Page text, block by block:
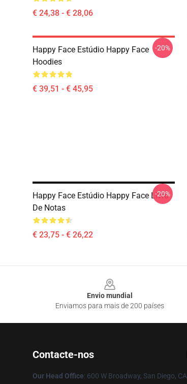
€ 24,38 - € 28,06
Happy Face Estúdio Happy Face
Hoodies
€ 39,51 - € 45,95
-20%
Happy Face Estúdio Happy Face Livro
De Notas
€ 23,75 - € 26,22
-20%
Envio mundial
Enviamos para mais de 200 países
Contacte-nos
Our Head Office: 600 W Broadway, San Diego, CA